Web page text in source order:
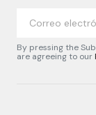
By pressing the
are agreeing to our